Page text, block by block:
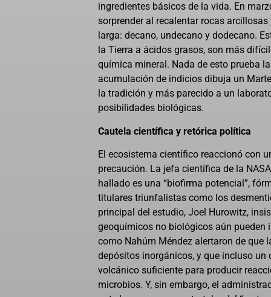
ingredientes básicos de la vida. En
sorprender al recalentar rocas
larga: decano, undecano y dodecano.
la Tierra a ácidos grasos, son más
química mineral. Nada de esto prueba
acumulación de indicios dibuja un
la tradición y más parecido a un
posibilidades biológicas.
Cautela científica y retórica política
El ecosistema científico reaccionó con
precaución. La jefa científica de la
hallado es una “biofirma potencial”,
titulares triunfalistas como los
principal del estudio, Joel Hurowitz,
geoquímicos no biológicos aún pueden
como Nahúm Méndez alertaron de que
depósitos inorgánicos, y que incluso un
volcánico suficiente para producir
microbios. Y, sin embargo, el